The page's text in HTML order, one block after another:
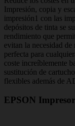
Impresión, copia y
impresión1 con las
depósitos de tinta se
rendimiento que
evitan la necesidad
perfecta para
coste increíblemente
sustitución de
flexibles además de
EPSON